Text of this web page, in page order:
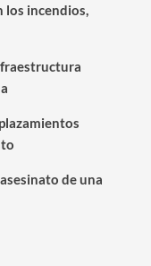
los incendios,
de una